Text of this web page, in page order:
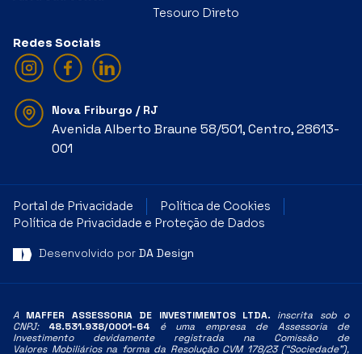
Tesouro Direto
Redes Sociais
Nova Friburgo / RJ
Avenida Alberto Braune 58/501, Centro, 28613-
001
Portal de Privacidade
Política de Cookies
Política de Privacidade e Proteção de Dados
Desenvolvido por DA Design
A MAFFER ASSESSORIA DE INVESTIMENTOS LTDA. inscrita sob o
CNPJ: 48.531.938/0001-64 é uma empresa de Assessoria de
Investimento devidamente registrada na Comissão de
Valores Mobiliários na forma da Resolução CVM 178/23 (“Sociedade”),